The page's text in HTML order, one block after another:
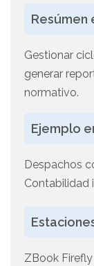
Resúmen
Gestionar
generar
normativo.
Ejemplo
Despachos
Contabilidad
ZBook Firefly